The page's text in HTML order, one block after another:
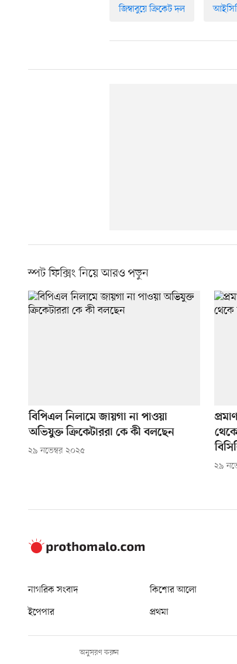
জিম্বাবুয়ে ক্রিকেট দল
স্পট ফিক্সিং নিয়ে আরও পড়ুন
বিপিএল নিলামে জায়গা না পাওয়া
অভিযুক্ত ক্রিকেটাররা কে কী বলছেন
২৯ নভেম্বর ২০২৫
২৯
নাগরিক সংবাদ কিশোর আলো
ইপেপার
প্রথমা
অনুসরণ করুন